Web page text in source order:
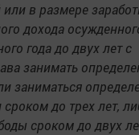
или в размере
дохода
года до двух лет с
занимать
заниматься
сроком до трех лет,
сроком до двух